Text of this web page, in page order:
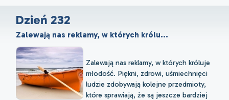
Dzień 232
Zalewają nas reklamy, w których królu...
Zalewają nas reklamy, w których króluje
młodość. Piękni, zdrowi, uśmiechnięci
ludzie zdobywają kolejne przedmioty,
które sprawiają, że są jeszcze bardziej